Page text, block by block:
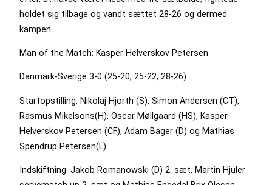
holdet sig tilbage og vandt sættet 28-26 og dermed
kampen.
Man of the Match: Kasper Helverskov Petersen
Danmark-Sverige 3-0 (25-20, 25-22, 28-26)
Startopstilling: Nikolaj Hjorth (S), Simon Andersen (CT),
Rasmus Mikelsons(H), Oscar Møllgaard (HS), Kasper
Helverskov Petersen (CF), Adam Bager (D) og Mathias
Spendrup Petersen(L)
Indskiftning: Jakob Romanowski (D) 2. sæt, Martin Hjuler